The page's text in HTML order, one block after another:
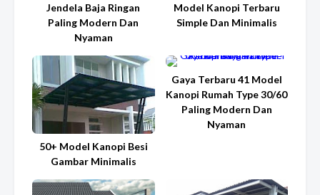
Jendela Baja Ringan
Paling Modern Dan
Nyaman
Model Kanopi Terbaru
Simple Dan Minimalis
50+ Model Kanopi Besi
Gambar Minimalis
Gaya Terbaru 41 Model
Kanopi Rumah Type 30/60
Paling Modern Dan
Nyaman